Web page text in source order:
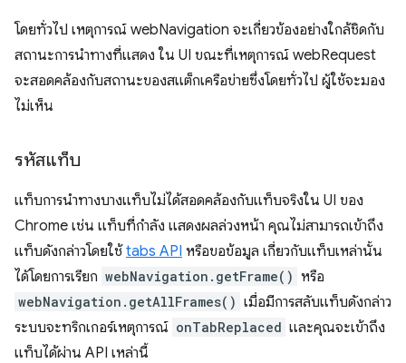
โดยทั่วไป เหตุการณ์ webNavigation จะเกี่ยวข้องอย่างใกล้ชิดกับ
สถานะการนำทางที่แสดง ใน UI ขณะที่เหตุการณ์ webRequest
จะสอดคล้องกับสถานะของสแต็กเครือข่ายซึ่งโดยทั่วไป ผู้ใช้จะมอง
ไม่เห็น
รหัสแท็บ
แท็บการนำทางบางแท็บไม่ได้สอดคล้องกับแท็บจริงใน UI ของ
Chrome เช่น แท็บที่กำลัง แสดงผลล่วงหน้า คุณไม่สามารถเข้าถึง
แท็บดังกล่าวโดยใช้ tabs API หรือขอข้อมูล เกี่ยวกับแท็บเหล่านั้น
ได้โดยการเรียก webNavigation.getFrame() หรือ
webNavigation.getAllFrames() เมื่อมีการสลับแท็บดังกล่าว
ระบบจะทริกเกอร์เหตุการณ์ onTabReplaced และคุณจะเข้าถึง
แท็บได้ผ่าน API เหล่านี้